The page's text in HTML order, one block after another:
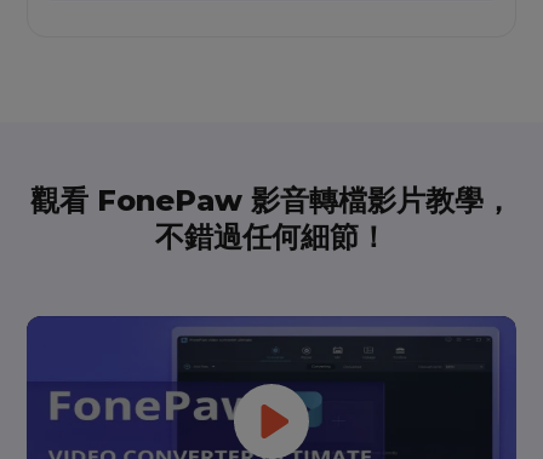
觀看 FonePaw 影音轉檔影片教學，
不錯過任何細節！